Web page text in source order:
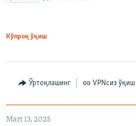
Кўпроқ ўқиш
Ўртоқлашинг VPNсиз ўқиш
Mart 13, 2025